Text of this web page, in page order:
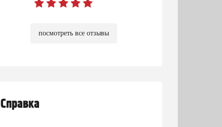
посмотреть все отзывы
Справка